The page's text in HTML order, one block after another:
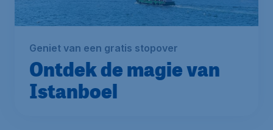
Geniet van een gratis stopover
Ontdek de magie van
Istanboel